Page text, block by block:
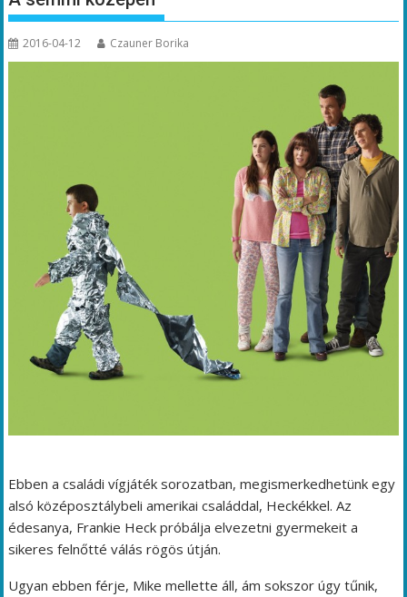
2016-04-12 Czauner Borika
Ebben a családi vígjáték sorozatban, megismerkedhetünk egy
alsó középosztálybeli amerikai családdal, Heckékkel. Az
édesanya, Frankie Heck próbálja elvezetni gyermekeit a
sikeres felnőtté válás rögös útján.
Ugyan ebben férje, Mike mellette áll, ám sokszor úgy tűnik,